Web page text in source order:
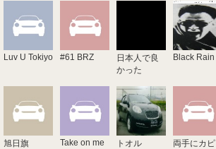
Luv U Tokiyo #61 BRZ
日本人で良
かった
Black Rain
旭日旗 Take on me トオル
両手にカピ